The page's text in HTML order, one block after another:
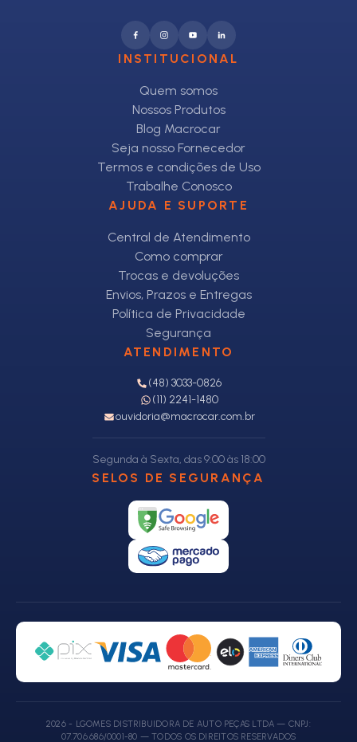
INSTITUCIONAL
Quem somos
Nossos Produtos
Blog Macrocar
Seja nosso Fornecedor
Termos e condições de Uso
Trabalhe Conosco
AJUDA E SUPORTE
Central de Atendimento
Como comprar
Trocas e devoluções
Envios, Prazos e Entregas
Política de Privacidade
Segurança
ATENDIMENTO
(48) 3033-0826
(11) 2241-1480
ouvidoria@macrocar.com.br
Segunda à Sexta, das 9:00 às 18:00
SELOS DE SEGURANÇA
2026 - LGOMES DISTRIBUIDORA DE AUTO PEÇAS LTDA — CNPJ:
07.706.686/0001-80 — TODOS OS DIREITOS RESERVADOS